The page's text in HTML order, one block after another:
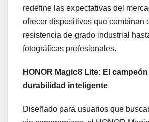
redefine las expectativas del
ofrecer dispositivos que combinan
resistencia de grado industrial
fotográficas profesionales.
HONOR Magic8 Lite: El
durabilidad inteligente
Diseñado para usuarios que